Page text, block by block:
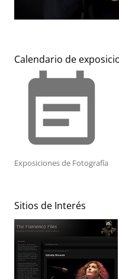
Calendario de
event_note
Exposiciones de Fotografía
Sitios de Interés